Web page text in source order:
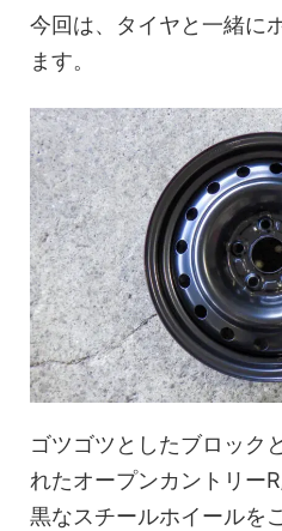
今回は、タイヤと一緒に
ます。
ゴツゴツとしたブロック
れたオープンカントリー
黒なスチールホイールを